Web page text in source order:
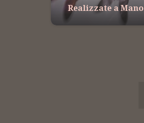
Realizzate a Mano